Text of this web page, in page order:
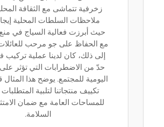
زخرفية تتماشى مع الثقافة
ملاحظات السلطات المحلية
حيث أبرزت فعالية السياج في
مع الحفاظ على جو مرحب
إلى ذلك، كان لدينا عملية تركيب
حدّ من الاضطرابات التي تؤثر
اليومية للمجتمع. يوضح هذا المثال
تكييف منتجاتنا لتلبية المتطلبات
للمساحات العامة مع ضمان
السلامة.